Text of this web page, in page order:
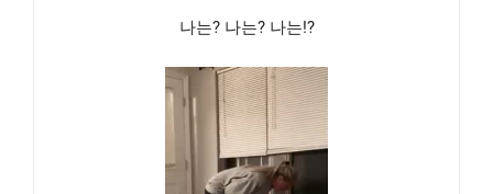
나는? 나는? 나는!?